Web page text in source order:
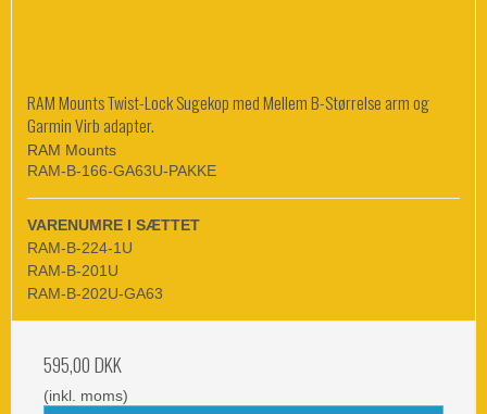
RAM Mounts Twist-Lock Sugekop med Mellem B-Størrelse arm og
Garmin Virb adapter.
RAM Mounts
RAM-B-166-GA63U-PAKKE
VARENUMRE I SÆTTET
RAM-B-224-1U
RAM-B-201U
RAM-B-202U-GA63
595,00 DKK
(inkl. moms)